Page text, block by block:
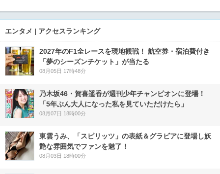
エンタメ | アクセスランキング
2027年のF1全レースを現地観戦！ 航空券・宿泊費付き
「夢のシーズンチケット」が当たる
08月05日 17時48分
乃木坂46・賀喜遥香が週刊少年チャンピオンに登場！
「5年ぶん大人になった私を見ていただけたら」
08月07日 18時00分
東雲うみ、「スピリッツ」の表紙＆グラビアに登場し妖
艶な雰囲気でファンを魅了！
08月03日 18時00分